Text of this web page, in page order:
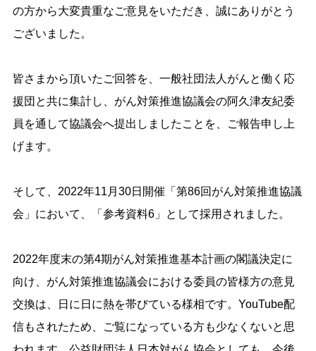
の方から大変貴重なご意見をいただき、誠にありがとう
ございました。
皆さまから頂いたご回答を、一般社団法人がんと働く応
援団と共に集計し、がん対策推進協議会の阿久津友紀委
員を通して協議会へ提出しましたことを、ご報告申し上
げます。
そして、2022年11月30日開催「第86回がん対策推進協議
会」において、「参考資料6」として採用されました。
2022年度末の第4期がん対策推進基本計画の閣議決定に
向け、がん対策推進協議会における委員の皆様方の意見
交換は、日に日に熱を帯びている様相です。YouTube配
信もされたため、ご覧になっている方も少なくないと思